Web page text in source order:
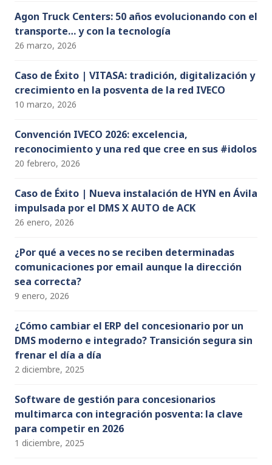
Agon Truck Centers: 50 años evolucionando con el
transporte… y con la tecnología
26 marzo, 2026
Caso de Éxito | VITASA: tradición, digitalización y
crecimiento en la posventa de la red IVECO
10 marzo, 2026
Convención IVECO 2026: excelencia,
reconocimiento y una red que cree en sus #idolos
20 febrero, 2026
Caso de Éxito | Nueva instalación de HYN en Ávila
impulsada por el DMS X AUTO de ACK
26 enero, 2026
¿Por qué a veces no se reciben determinadas
comunicaciones por email aunque la dirección
sea correcta?
9 enero, 2026
¿Cómo cambiar el ERP del concesionario por un
DMS moderno e integrado? Transición segura sin
frenar el día a día
2 diciembre, 2025
Software de gestión para concesionarios
multimarca con integración posventa: la clave
para competir en 2026
1 diciembre, 2025